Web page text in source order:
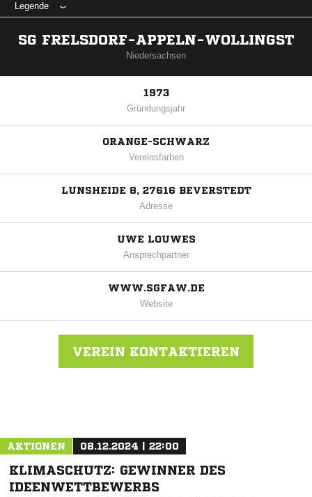
Legende
SG FRELSDORF-APPELN-WOLLINGST
Niedersachsen
1973
Gründungsjahr
ORANGE-SCHWARZ
Vereinsfarben
LUNSHEIDE 8, 27616 BEVERSTEDT
Adresse
UWE LOUWES
Ansprechpartner
WWW.SGFAW.DE
Website
VEREIN KONTAKTIEREN
AKTIONEN 08.12.2024 | 22:00
KLIMASCHUTZ: GEWINNER DES
IDEENWETTBEWERBS